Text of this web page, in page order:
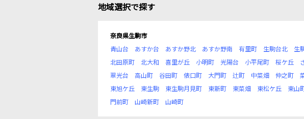
地域選択で探す
奈良県生駒市
青山台
あすか台 あすか野北 あすか野南 有里町 生駒台北 生
北田原町
北大和 喜里が丘 小明町 光陽台 小平尾町 桜ケ丘
翠光台
高山町 谷田町 俵口町 大門町 辻町 中菜畑 仲之町
東旭ケ丘
東生駒 東生駒月見町 東新町 東菜畑 東松ケ丘 東山
門前町
山崎新町 山崎町